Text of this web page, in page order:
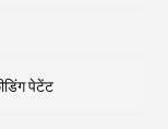
पेटेंट